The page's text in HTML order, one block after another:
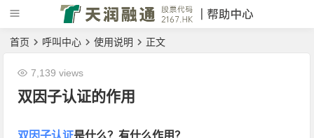
首页 呼叫中心 使用说明 正文
双因子认证的作用
7,139 views
双因子认证是什么？有什么作用？